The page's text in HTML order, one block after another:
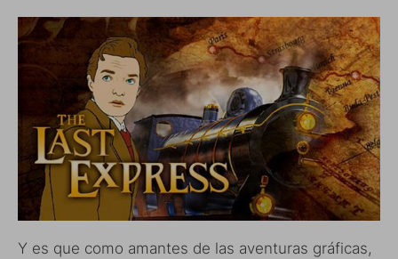
Y es que como amantes de las aventuras gráficas,